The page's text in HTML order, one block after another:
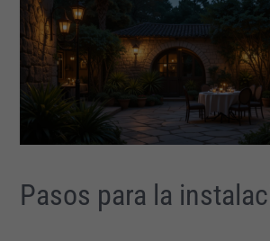
Pasos para la